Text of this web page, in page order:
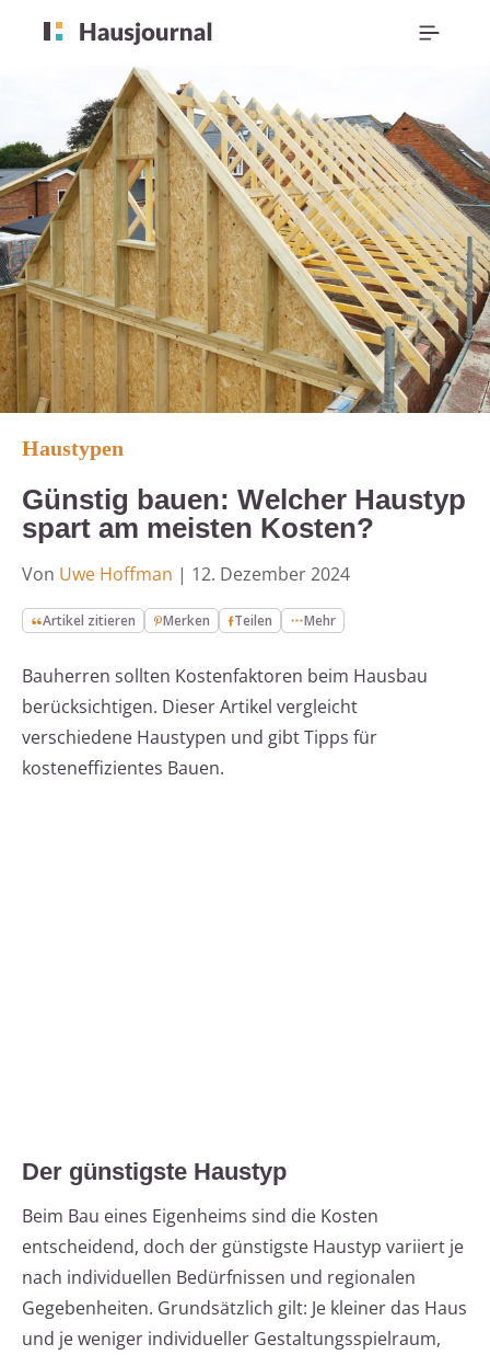
Haustypen
Günstig bauen: Welcher Haustyp
spart am meisten Kosten?
Von Uwe Hoffman | 12. Dezember 2024
Artikel zitieren Merken Teilen Mehr
Bauherren sollten Kostenfaktoren beim Hausbau
berücksichtigen. Dieser Artikel vergleicht
verschiedene Haustypen und gibt Tipps für
kosteneffizientes Bauen.
Der günstigste Haustyp
Beim Bau eines Eigenheims sind die Kosten
entscheidend, doch der günstigste Haustyp variiert je
nach individuellen Bedürfnissen und regionalen
Gegebenheiten. Grundsätzlich gilt: Je kleiner das Haus
und je weniger individueller Gestaltungsspielraum,